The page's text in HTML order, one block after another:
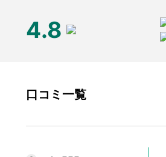
4.8
口コミ一覧